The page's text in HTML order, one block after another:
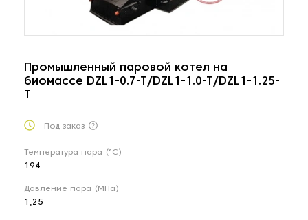
Промышленный паровой котел на
биомассе DZL1-0.7-T/DZL1-1.0-T/DZL1-1.25-
T
Под заказ
Температура пара (°С)
194
Давление пара (МПа)
1,25